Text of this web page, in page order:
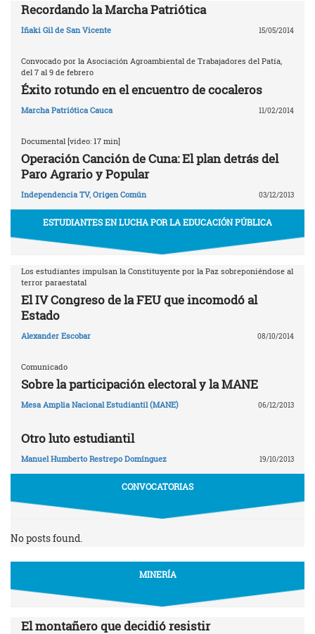
Recordando la Marcha Patriótica
Iñaki Gil de San Vicente 15/05/2014
Convocado por la Asociación Agroambiental de Trabajadores del Patía,
del 7 al 9 de febrero
Éxito rotundo en el encuentro de cocaleros
Marcha Patriótica Cauca 11/02/2014
Documental [video: 17 min]
Operación Canción de Cuna: El plan detrás del
Paro Agrario y Popular
Independencia TV, Origen Común 03/12/2013
ESTUDIANTES EN LUCHA POR LA EDUCACIÓN PÚBLICA
Los estudiantes impulsan la Constituyente por la Paz sobreponiéndose al
terror paraestatal
El IV Congreso de la FEU que incomodó al
Estado
Alexander Escobar 08/10/2014
Comunicado
Sobre la participación electoral y la MANE
Mesa Amplia Nacional Estudiantil (MANE) 06/12/2013
Otro luto estudiantil
Manuel Humberto Restrepo Domínguez 19/10/2013
CONVOCATORIAS
No posts found.
MINERÍA
El montañero que decidió resistir